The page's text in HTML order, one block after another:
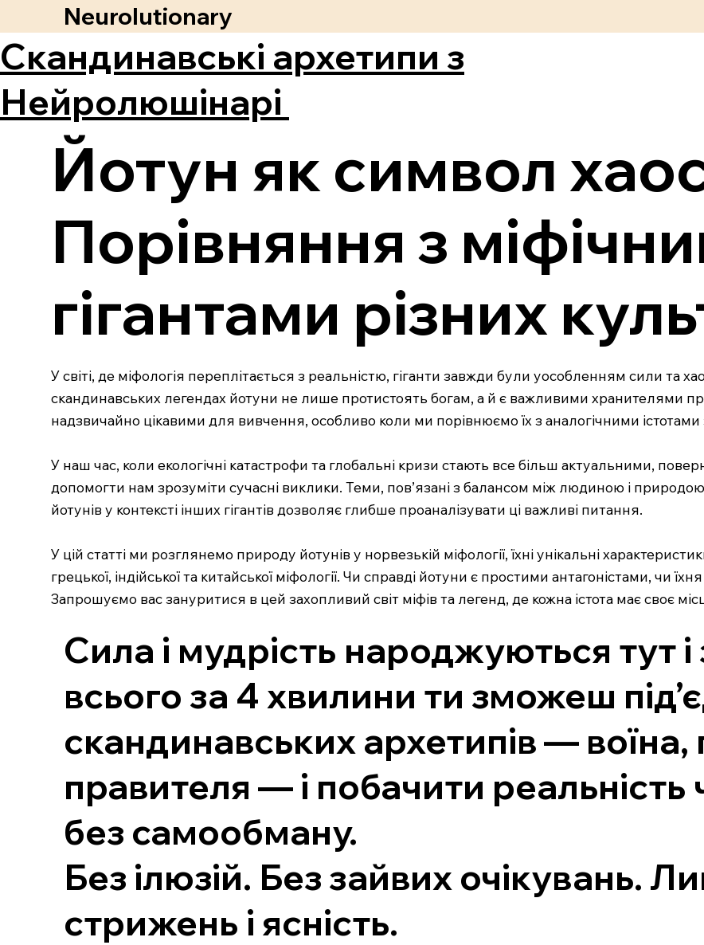
Neurolutionary
Скандинавські архетипи з
Нейролюшінарі
Йотун як символ
Порівняння з
гігантами різних
У світі, де міфологія переплітається з реальністю, гіганти завжди були уособленням сили та
скандинавських легендах йотуни не лише протистоять богам, а й є важливими хранителями
надзвичайно цікавими для вивчення, особливо коли ми порівнюємо їх з аналогічними істотами
У наш час, коли екологічні катастрофи та глобальні кризи стають все більш актуальними,
допомогти нам зрозуміти сучасні виклики. Теми, пов’язані з балансом між людиною і
йотунів у контексті інших гігантів дозволяє глибше проаналізувати ці важливі питання.
У цій статті ми розглянемо природу йотунів у норвезькій міфології, їхні унікальні
грецької, індійської та китайської міфології. Чи справді йотуни є простими антагоністами, чи
Запрошуємо вас зануритися в цей захопливий світ міфів та легенд, де кожна істота має своє
Сила і мудрість народжуються тут
всього за 4 хвилини ти зможеш
скандинавських архетипів —
правителя — і побачити реальність
без самообману.
Без ілюзій. Без зайвих очікувань.
стрижень і ясність.